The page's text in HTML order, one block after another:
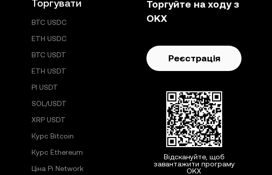
Торгувати
BTC USDC
ETH USDC
BTC USDT
ETH USDT
PI USDT
SOL/USDT
XRP USDT
Курс Bitcoin
Курс Ethereum
Ціна Pi Network
Торгуйте на ходу з
OKX
Реєстрація
Відскануйте, щоб
завантажити програму
OKX